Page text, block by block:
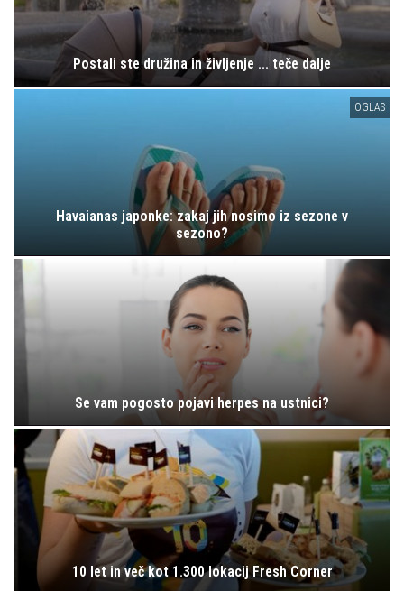
Postali ste družina in življenje ... teče dalje
OGLAS
Havaianas japonke: zakaj jih nosimo iz sezone v
sezono?
Se vam pogosto pojavi herpes na ustnici?
10 let in več kot 1.300 lokacij Fresh Corner